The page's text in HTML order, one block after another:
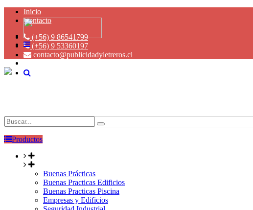
Inicio
Contacto
(+56) 9 86541799
(+56) 9 53360197
contacto@publicidadyletreros.cl
Productos
Buenas Prácticas
Buenas Practicas Edificios
Buenas Practicas Piscina
Empresas y Edificios